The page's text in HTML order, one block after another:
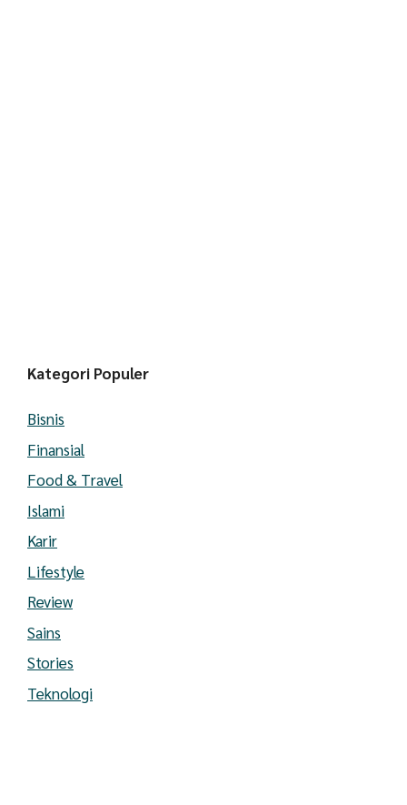
Kategori Populer
Bisnis
Finansial
Food & Travel
Islami
Karir
Lifestyle
Review
Sains
Stories
Teknologi